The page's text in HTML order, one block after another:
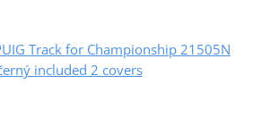
Track for Championship 21505N
included 2 covers